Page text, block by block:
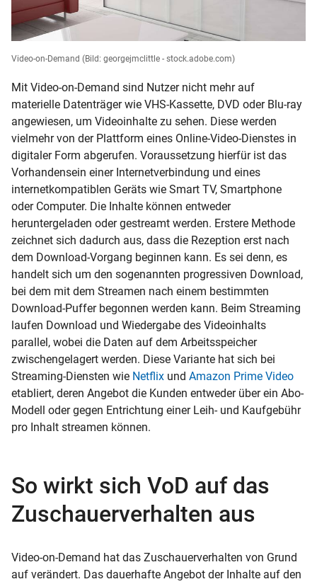
Video-on-Demand (Bild: georgejmclittle - stock.adobe.com)
Mit Video-on-Demand sind Nutzer nicht mehr auf
materielle Datenträger wie VHS-Kassette, DVD oder Blu-ray
angewiesen, um Videoinhalte zu sehen. Diese werden
vielmehr von der Plattform eines Online-Video-Dienstes in
digitaler Form abgerufen. Voraussetzung hierfür ist das
Vorhandensein einer Internetverbindung und eines
internetkompatiblen Geräts wie Smart TV, Smartphone
oder Computer. Die Inhalte können entweder
heruntergeladen oder gestreamt werden. Erstere Methode
zeichnet sich dadurch aus, dass die Rezeption erst nach
dem Download-Vorgang beginnen kann. Es sei denn, es
handelt sich um den sogenannten progressiven Download,
bei dem mit dem Streamen nach einem bestimmten
Download-Puffer begonnen werden kann. Beim Streaming
laufen Download und Wiedergabe des Videoinhalts
parallel, wobei die Daten auf dem Arbeitsspeicher
zwischengelagert werden. Diese Variante hat sich bei
Streaming-Diensten wie Netflix und Amazon Prime Video
etabliert, deren Angebot die Kunden entweder über ein Abo-
Modell oder gegen Entrichtung einer Leih- und Kaufgebühr
pro Inhalt streamen können.
So wirkt sich VoD auf das
Zuschauerverhalten aus
Video-on-Demand hat das Zuschauerverhalten von Grund
auf verändert. Das dauerhafte Angebot der Inhalte auf den